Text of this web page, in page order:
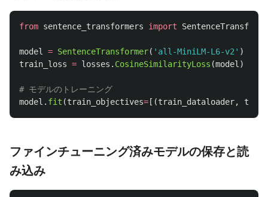
from sentence_transformers import
model = SentenceTransformer( ' all-MiniLM-L6-v2 ' )
train_loss = losses . CosineSimilarityLoss (model )
model . fit (train_objectives= [(train_dataloader,
ファインチューニング済みモデルの保存と読
み込み